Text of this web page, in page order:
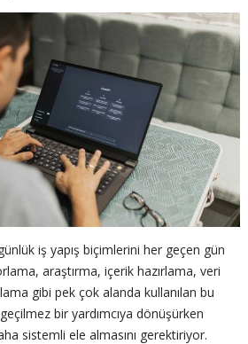
iş yapış biçimlerini her geçen gün
araştırma, içerik hazırlama, veri
gibi pek çok alanda kullanılan bu
bir yardımcıya dönüşürken
sistemli ele almasını gerektiriyor.